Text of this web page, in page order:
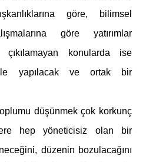
göre, bilimsel
göre yatırımlar
çıkılamayan konularda ise
yapılacak ve ortak bir
düşünmek çok korkunç
hep yöneticisiz olan bir
düzenin bozulacağını